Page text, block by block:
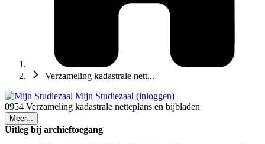
Verzameling kadastrale nett...
Mijn Studiezaal (inloggen)
0954 Verzameling kadastrale netteplans en bijbladen
Meer...
Uitleg bij archieftoegang